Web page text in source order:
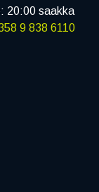
20:00 saakka
9 838 6110